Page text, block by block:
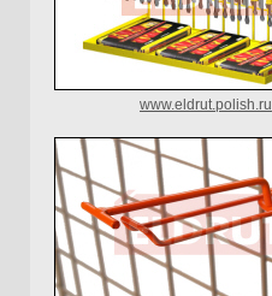
www.eldrut.polish.ru